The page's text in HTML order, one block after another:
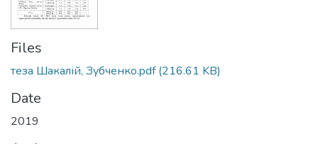
Files
теза Шакалій, Зубченко.pdf(216.61 KB)
Date
2019